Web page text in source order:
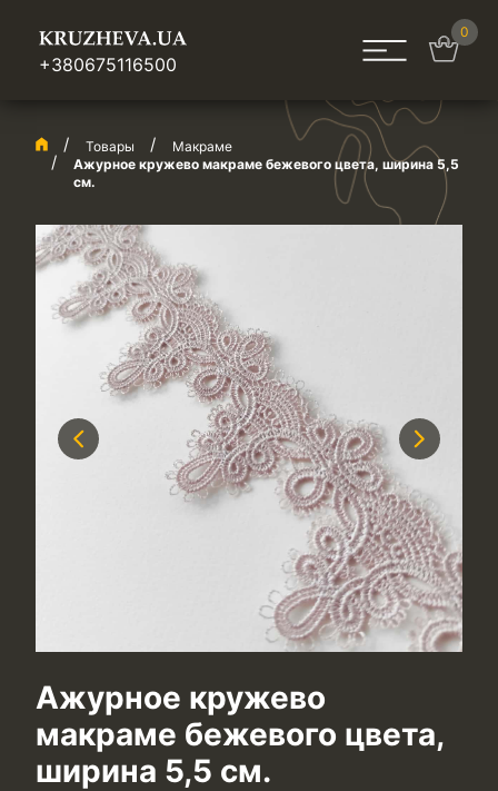
+380675116500
0
Товары
Макраме
Ажурное кружево макраме бежевого цвета, ширина 5,5
см.
Previous Next
Ажурное кружево
макраме бежевого цвета,
ширина 5,5 см.